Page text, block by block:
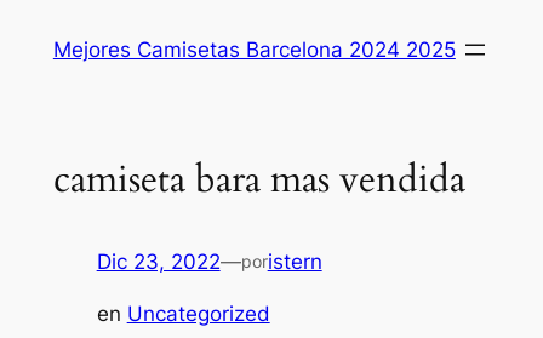
Mejores Camisetas Barcelona 2024 2025
camiseta bara mas vendida
Dic 23, 2022—poristern
en Uncategorized